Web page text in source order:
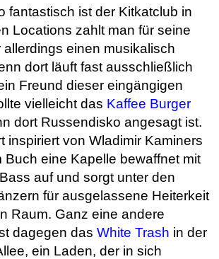
fantastisch ist der Kitkatclub in
Locations zahlt man für seine
einen musikalisch
dort läuft fast ausschließlich
Freund dieser eingängigen
vielleicht das Kaffee Burger
dort Russendisko angesagt ist.
inspiriert von Wladimir Kaminers
Buch eine Kapelle bewaffnet mit
auf und sorgt unter den
für ausgelassene Heiterkeit
Raum. Ganz eine andere
dagegen das White Trash in der
ein Laden, der in sich